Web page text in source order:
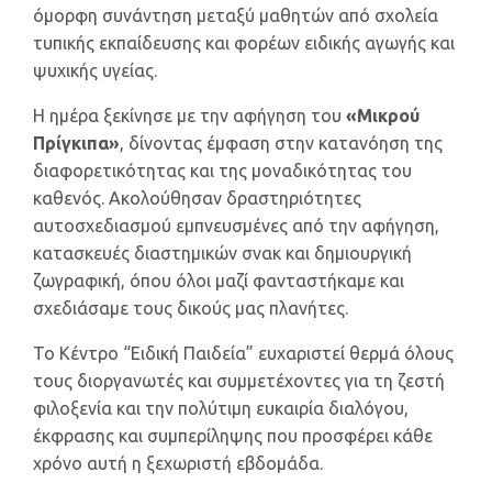
όμορφη συνάντηση μεταξύ μαθητών από σχολεία
τυπικής εκπαίδευσης και φορέων ειδικής αγωγής και
ψυχικής υγείας.
Η ημέρα ξεκίνησε με την αφήγηση του «Μικρού
Πρίγκιπα», δίνοντας έμφαση στην κατανόηση της
διαφορετικότητας και της μοναδικότητας του
καθενός. Ακολούθησαν δραστηριότητες
αυτοσχεδιασμού εμπνευσμένες από την αφήγηση,
κατασκευές διαστημικών σνακ και δημιουργική
ζωγραφική, όπου όλοι μαζί φανταστήκαμε και
σχεδιάσαμε τους δικούς μας πλανήτες.
Το Κέντρο “Ειδική Παιδεία” ευχαριστεί θερμά όλους
τους διοργανωτές και συμμετέχοντες για τη ζεστή
φιλοξενία και την πολύτιμη ευκαιρία διαλόγου,
έκφρασης και συμπερίληψης που προσφέρει κάθε
χρόνο αυτή η ξεχωριστή εβδομάδα.